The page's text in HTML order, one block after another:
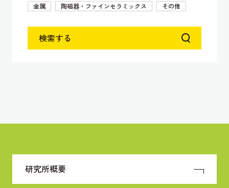
金属
陶磁器・ファインセラミックス その他
検索する
研究所概要